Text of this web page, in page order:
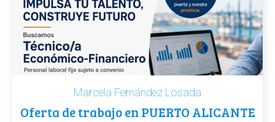
Marcela Fernández Losada
Oferta de trabajo en PUERTO ALICANTE